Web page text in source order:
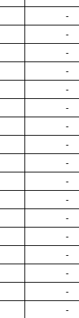
-
-
-
-
-
-
-
-
-
-
-
-
-
-
-
-
-